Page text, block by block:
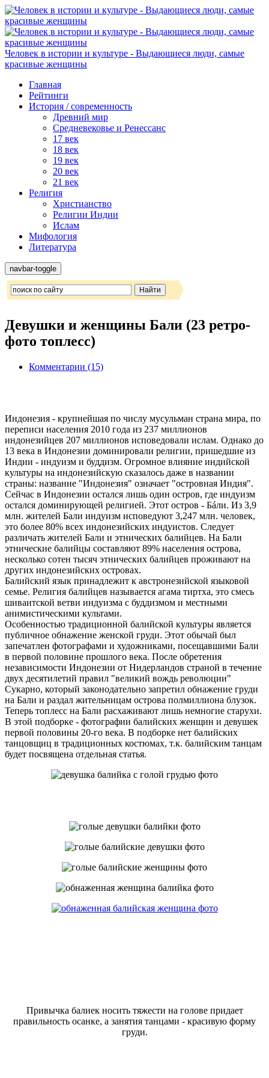
Человек в истории и культуре - Выдающиеся люди, самые
красивые женщины
Главная
Рейтинги
История / современность
Древний мир
Средневековье и Ренессанс
17 век
18 век
19 век
20 век
21 век
Религия
Христианство
Религии Индии
Ислам
Мифология
Литература
navbar-toggle
Девушки и женщины Бали (23 ретро-
фото топлесс)
Комментарии (15)
Индонезия - крупнейшая по числу мусульман страна мира, по
переписи населения 2010 года из 237 миллионов
индонезийцев 207 миллионов исповедовали ислам. Однако до
13 века в Индонезии доминировали религии, пришедшие из
Индии - индуизм и буддизм. Огромное влияние индийской
культуры на индонезийскую сказалось даже в названии
страны: название "Индонезия" означает "островная Индия".
Сейчас в Индонезии остался лишь один остров, где индуизм
остался доминирующей религией. Этот остров - Бáли. Из 3,9
млн. жителей Бали индуизм исповедуют 3,247 млн. человек,
это более 80% всех индонезийских индуистов. Следует
различать жителей Бали и этнических балийцев. На Бали
этнические балийцы составляют 89% населения острова,
несколько сотен тысяч этнических балийцев проживают на
других индонезийских островах.
Балийский язык принадлежит к австронезийской языковой
семье. Религия балийцев называется агама тиртха, это смесь
шиваитской ветви индуизма с буддизмом и местными
анимистическими культами.
Особенностью традиционной балийской культуры является
публичное обнажение женской груди. Этот обычай был
запечатлен фотографами и художниками, посещавшими Бали
в первой половине прошлого века. После обретения
независимости Индонезии от Нидерландов страной в течение
двух десятилетий правил "великий вождь революции"
Сукарно, который законодательно запретил обнажение груди
на Бали и раздал жительницам острова полмиллиона блузок.
Теперь топлесс на Бали расхаживают лишь немногие старухи.
В этой подборке - фотографии балийских женщин и девушек
первой половины 20-го века. В подборке нет балийских
танцовщиц в традиционных костюмах, т.к. балийским танцам
будет посвящена отдельная статья.
Привычка балиек носить тяжести на голове придает
правильность осанке, а занятия танцами - красивую форму
груди.